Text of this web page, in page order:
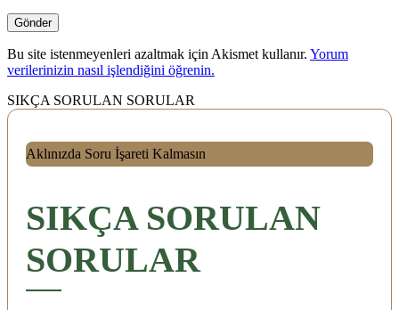
Bu site istenmeyenleri azaltmak için Akismet kullanır. Yorum
verilerinizin nasıl işlendiğini öğrenin.
SIKÇA SORULAN SORULAR
Aklınızda Soru İşareti Kalmasın
SIKÇA SORULAN
SORULAR